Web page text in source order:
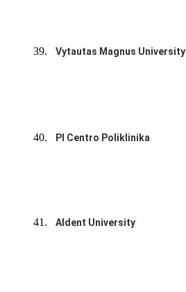
39. Vytautas Magnus University
40. PI Centro Poliklinika
41. Aldent University